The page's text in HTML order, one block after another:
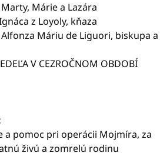
Márie a Lazára
z Loyoly, kňaza
Máriu de Liguori, biskupa a
V CEZROČNOM OBDOBÍ
a pomoc pri operácii Mojmíra, za
živú a zomrelú rodinu